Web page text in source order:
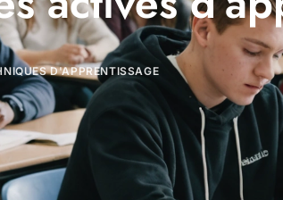
D'APPRENTISSAGE